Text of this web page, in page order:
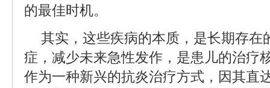
的最佳时机。
其实，这些疾病的本质，是长期存在
症，减少未来急性发作，是患儿的治疗
作为一种新兴的抗炎治疗方式，因其直